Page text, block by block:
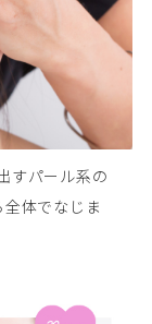
すパール系の
体でなじま